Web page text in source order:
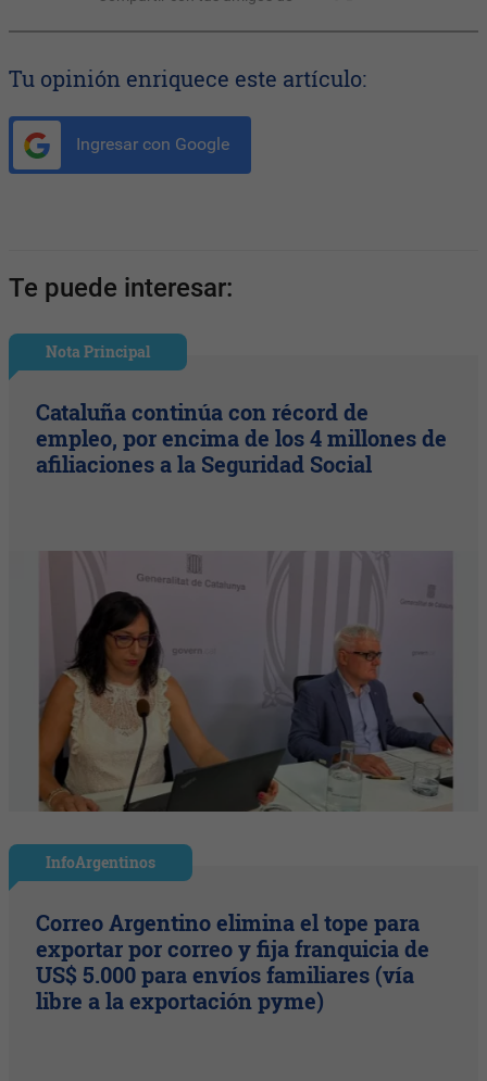
Tu opinión enriquece este artículo:
Ingresar con Google
Te puede interesar:
Nota Principal
Cataluña continúa con récord de
empleo, por encima de los 4 millones de
afiliaciones a la Seguridad Social
InfoArgentinos
Correo Argentino elimina el tope para
exportar por correo y fija franquicia de
US$ 5.000 para envíos familiares (vía
libre a la exportación pyme)